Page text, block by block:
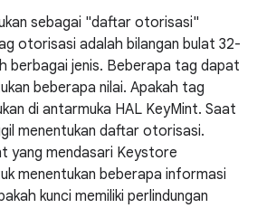
sebagai "daftar otorisasi"
otorisasi adalah bilangan bulat 32-
berbagai jenis. Beberapa tag dapat
beberapa nilai. Apakah tag
di antarmuka HAL KeyMint. Saat
menentukan daftar otorisasi.
yang mendasari Keystore
menentukan beberapa informasi
kunci memiliki perlindungan